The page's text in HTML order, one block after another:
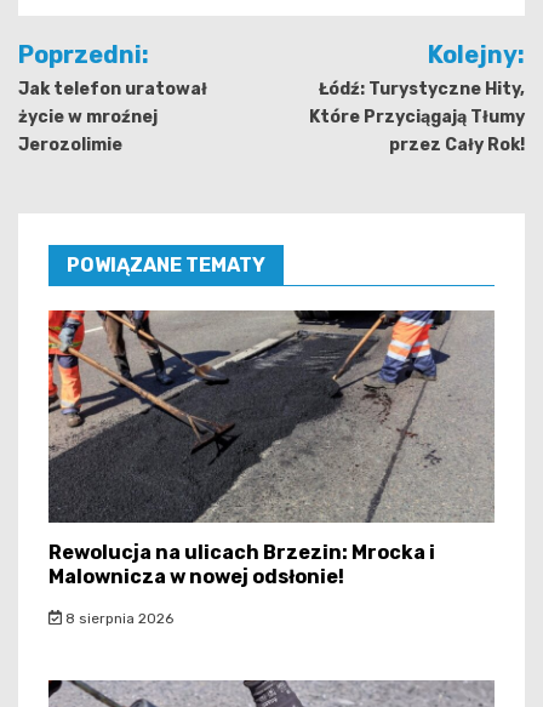
Nawigacja
wpisu
Poprzedni:
Jak telefon uratował
życie w mroźnej
Jerozolimie
Kolejny:
Łódź: Turystyczne Hity,
Które Przyciągają Tłumy
przez Cały Rok!
POWIĄZANE TEMATY
Rewolucja na ulicach Brzezin: Mrocka i
Malownicza w nowej odsłonie!
8 sierpnia 2026